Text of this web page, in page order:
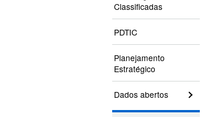
Classificadas
PDTIC
Planejamento
Estratégico
Dados abertos